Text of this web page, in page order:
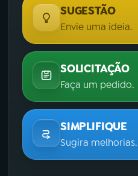
SUGESTÃO
Envie uma ideia.
SOLICITAÇÃO
Faça um pedido.
SIMPLIFIQUE
Sugira melhorias.